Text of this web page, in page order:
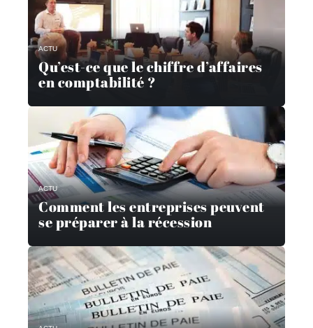
ACTU
Qu’est-ce que le chiffre d’affaires
en comptabilité ?
ACTU
Comment les entreprises peuvent
se préparer à la récession